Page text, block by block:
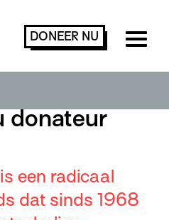
DONEER NU
donateur
een radicaal
dat sinds 1968